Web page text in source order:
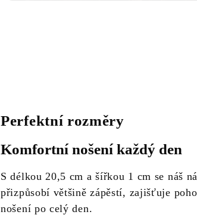
Perfektní rozměry
Komfortní nošení každý den
S délkou 20,5 cm a šířkou 1 cm se náš
přizpůsobí většině zápěstí, zajišťuje
nošení po celý den.